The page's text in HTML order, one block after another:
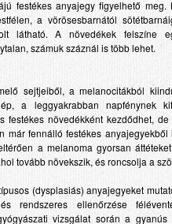
festékes anyajegy figyelhető meg.
a vörösesbarnától
látható. A növedékek felszíne
számuk száznál is több lehet.
sejtjeiből, a melanocitákból
a leggyakrabban napfénynek
festékes növedékként kezdődhet,
már fennálló festékes
a melanoma gyorsan
tovább növekszik, és roncsolja a
(dysplasiás) anyajegyeket
rendszeres ellenőrzése
vizsgálat során a gyanús